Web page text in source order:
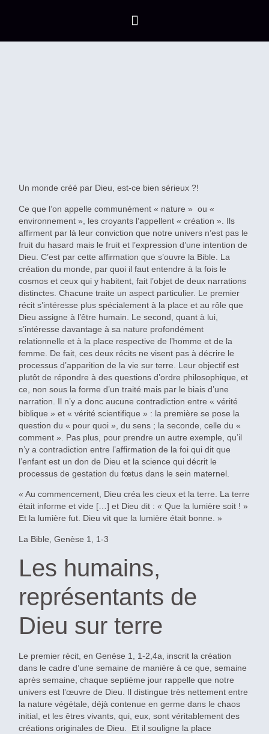
Un monde créé par Dieu, est-ce bien sérieux ?!
Ce que l’on appelle communément « nature » ou «
environnement », les croyants l’appellent « création ». Ils
affirment par là leur conviction que notre univers n’est pas le
fruit du hasard mais le fruit et l’expression d’une intention de
Dieu. C’est par cette affirmation que s’ouvre la Bible. La
création du monde, par quoi il faut entendre à la fois le
cosmos et ceux qui y habitent, fait l’objet de deux narrations
distinctes. Chacune traite un aspect particulier. Le premier
récit s’intéresse plus spécialement à la place et au rôle que
Dieu assigne à l’être humain. Le second, quant à lui,
s’intéresse davantage à sa nature profondément
relationnelle et à la place respective de l’homme et de la
femme. De fait, ces deux récits ne visent pas à décrire le
processus d’apparition de la vie sur terre. Leur objectif est
plutôt de répondre à des questions d’ordre philosophique, et
ce, non sous la forme d’un traité mais par le biais d’une
narration. Il n’y a donc aucune contradiction entre « vérité
biblique » et « vérité scientifique » : la première se pose la
question du « pour quoi », du sens ; la seconde, celle du «
comment ». Pas plus, pour prendre un autre exemple, qu’il
n’y a contradiction entre l’affirmation de la foi qui dit que
l’enfant est un don de Dieu et la science qui décrit le
processus de gestation du fœtus dans le sein maternel.
« Au commencement, Dieu créa les cieux et la terre. La terre
était informe et vide […] et Dieu dit : « Que la lumière soit ! »
Et la lumière fut. Dieu vit que la lumière était bonne. »
La Bible, Genèse 1, 1-3
Les humains,
représentants de
Dieu sur terre
Le premier récit, en Genèse 1, 1-2,4a, inscrit la création
dans le cadre d’une semaine de manière à ce que, semaine
après semaine, chaque septième jour rappelle que notre
univers est l’œuvre de Dieu. Il distingue très nettement entre
la nature végétale, déjà contenue en germe dans le chaos
initial, et les êtres vivants, qui, eux, sont véritablement des
créations originales de Dieu. Et il souligne la place